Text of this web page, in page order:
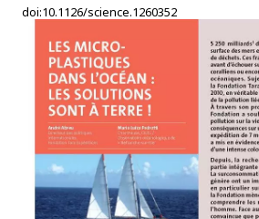
doi:10.1126/science.1260352